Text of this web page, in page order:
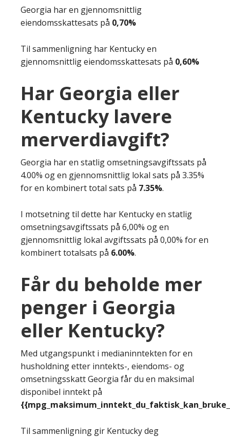
Georgia har en gjennomsnittlig
eiendomsskattesats på 0,70%
Til sammenligning har Kentucky en
gjennomsnittlig eiendomsskattesats på 0,60%
Har Georgia eller
Kentucky lavere
merverdiavgift?
Georgia har en statlig omsetningsavgiftssats på
4.00% og en gjennomsnittlig lokal sats på 3.35%
for en kombinert total sats på 7.35%.
I motsetning til dette har Kentucky en statlig
omsetningsavgiftssats på 6,00% og en
gjennomsnittlig lokal avgiftssats på 0,00% for en
kombinert totalsats på 6.00%.
Får du beholde mer
penger i Georgia
eller Kentucky?
Med utgangspunkt i medianinntekten for en
husholdning etter inntekts-, eiendoms- og
omsetningsskatt Georgia får du en maksimal
disponibel inntekt på
Til sammenligning gir Kentucky deg